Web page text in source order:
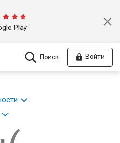
Play
Поиск Войти